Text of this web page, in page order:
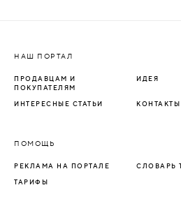
НАШ ПОРТАЛ
ПРОДАВЦАМ И
ПОКУПАТЕЛЯМ
ИДЕЯ
ИНТЕРЕСНЫЕ СТАТЬИ КОНТАКТЫ
ПОМОЩЬ
РЕКЛАМА НА ПОРТАЛЕ СЛОВАРЬ
ТАРИФЫ